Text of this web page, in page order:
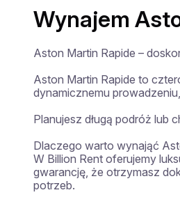
Wynajem
Aston Martin Rapide –
Aston Martin Rapide to
dynamicznemu
Planujesz długą podróż lub
Dlaczego warto wynająć
W Billion Rent oferujemy
gwarancję, że otrzymasz
potrzeb.